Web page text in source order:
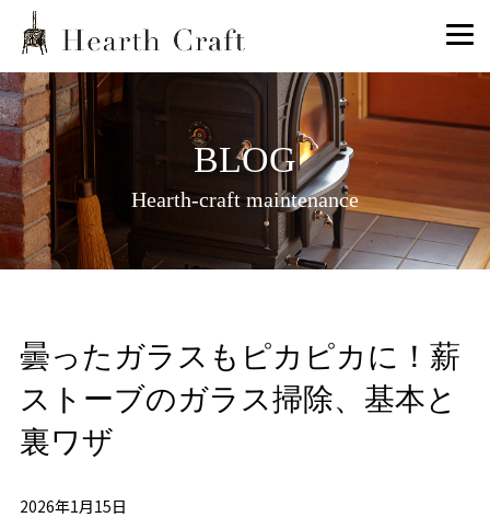
BLOG
Hearth-craft maintenance
曇ったガラスもピカピカに！薪
ストーブのガラス掃除、基本と
裏ワザ
2026年1月15日